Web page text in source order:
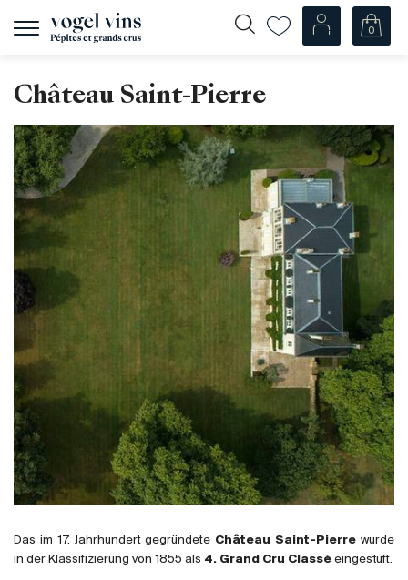
0
Navigation
Fr
Champagner
Weissweine
Roséweine
Rotweine
Schaumweine
Spirituosen
Diverse
Unsere Weine nach Ländern
Schweiz
Frankreich
Italien
Spanien
Südafrika
Argentinien
Château Saint-Pierre
Das im 17. Jahrhundert gegründete Château Saint-Pierrewurde
in der Klassifizierung von 1855 als 4. Grand Cru Classé eingestuft.